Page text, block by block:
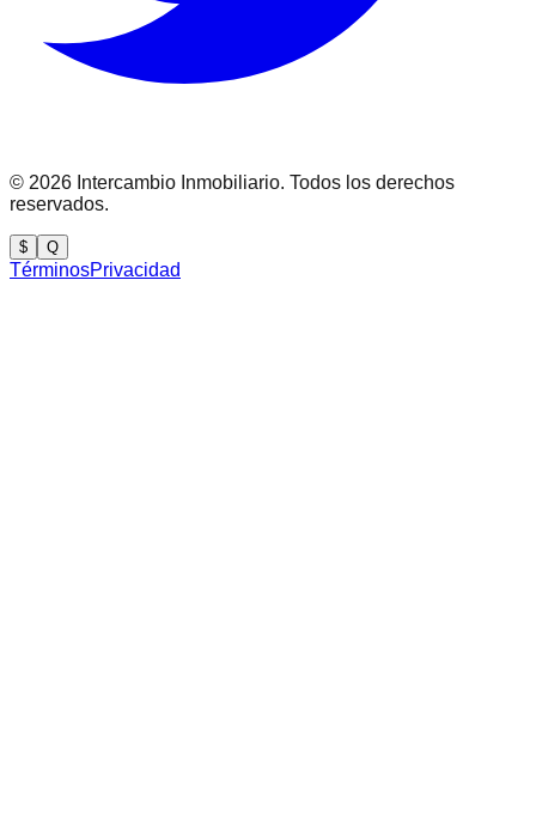
© 2026 Intercambio Inmobiliario. Todos los derechos
reservados.
$ Q
TérminosPrivacidad